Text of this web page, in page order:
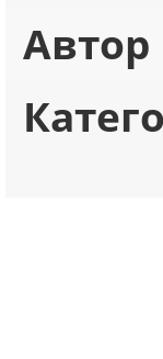
Автор